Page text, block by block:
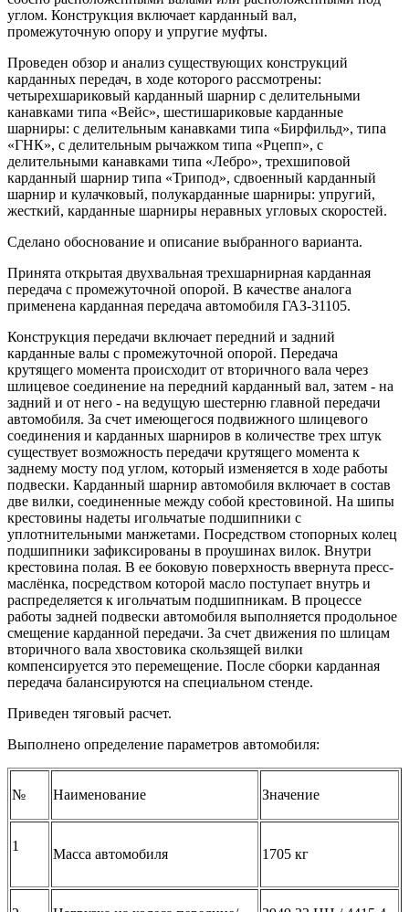
углом. Конструкция включает карданный вал,
промежуточную опору и упругие муфты.
Проведен обзор и анализ существующих конструкций
карданных передач, в ходе которого рассмотрены:
четырехшариковый карданный шарнир с делительными
канавками типа «Вейс», шестишариковые карданные
шарниры: с делительным канавками типа «Бирфильд», типа
«ГНК», с делительным рычажком типа «Рцепп», с
делительными канавками типа «Лебро», трехшиповой
карданный шарнир типа «Трипод», сдвоенный карданный
шарнир и кулачковый, полукарданные шарниры: упругий,
жесткий, карданные шарниры неравных угловых скоростей.
Сделано обоснование и описание выбранного варианта.
Принята открытая двухвальная трехшарнирная карданная
передача с промежуточной опорой. В качестве аналога
применена карданная передача автомобиля ГАЗ-31105.
Конструкция передачи включает передний и задний
карданные валы с промежуточной опорой. Передача
крутящего момента происходит от вторичного вала через
шлицевое соединение на передний карданный вал, затем - на
задний и от него - на ведущую шестерню главной передачи
автомобиля. За счет имеющегося подвижного шлицевого
соединения и карданных шарниров в количестве трех штук
существует возможность передачи крутящего момента к
заднему мосту под углом, который изменяется в ходе работы
подвески. Карданный шарнир автомобиля включает в состав
две вилки, соединенные между собой крестовиной. На шипы
крестовины надеты игольчатые подшипники с
уплотнительными манжетами. Посредством стопорных колец
подшипники зафиксированы в проушинах вилок. Внутри
крестовина полая. В ее боковую поверхность ввернута пресс-
маслёнка, посредством которой масло поступает внутрь и
распределяется к игольчатым подшипникам. В процессе
работы задней подвески автомобиля выполняется продольное
смещение карданной передачи. За счет движения по шлицам
вторичного вала хвостовика скользящей вилки
компенсируется это перемещение. После сборки карданная
передача балансируются на специальном стенде.
Приведен тяговый расчет.
Выполнено определение параметров автомобиля:
№ Наименование Значение
1
Масса автомобиля 1705 кг